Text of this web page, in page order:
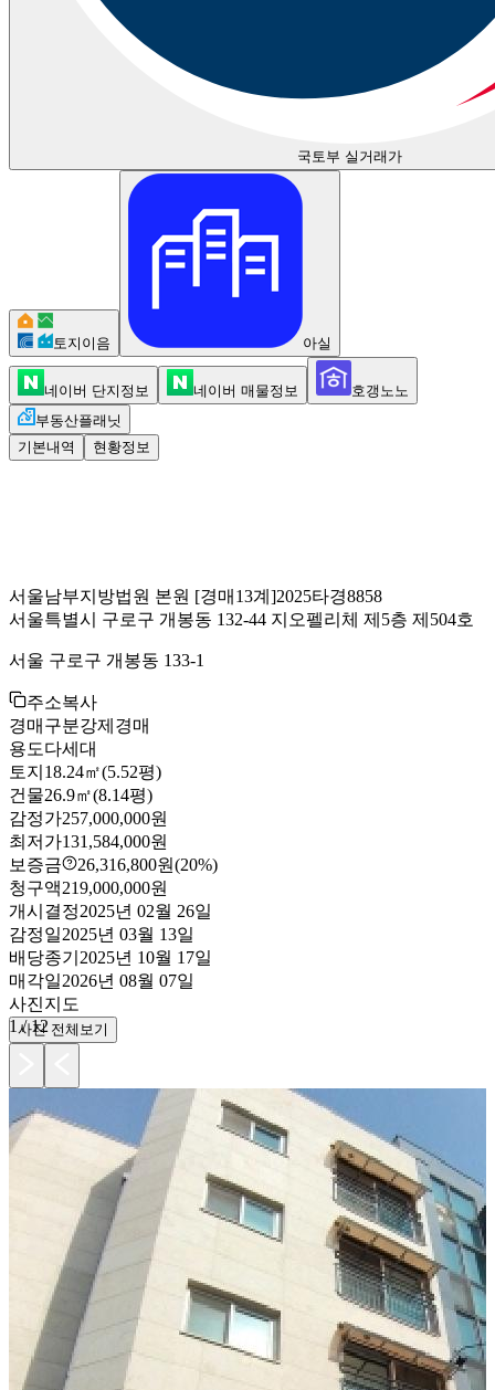
국토부 실거래가
토지이음 아실
네이버 단지정보 네이버 매물정보
호갱노노
부동산플래닛
기본내역
현황정보
서울남부지방법원 본원 [경매13계]2025타경8858
서울특별시 구로구 개봉동 132-44 지오펠리체 제5층 제504호
서울 구로구 개봉동 133-1
주소복사
경매구분강제경매
용도다세대
토지 18.24㎡(5.52평)
건물26.9㎡(8.14평)
감정가257,000,000원
최저가131,584,000원
보증금
26,316,800원(20%)
청구액219,000,000원
개시결정2025년 02월 26일
감정일2025년 03월 13일
배당종기 2025년 10월 17일
매각일2026년 08월 07일
사진지도
1 /12
사진 전체보기